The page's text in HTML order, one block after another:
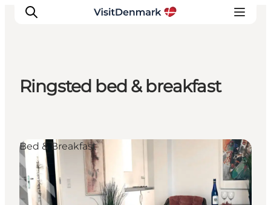
Oplevelser
Overnatning
Planlæg ferien
Ringsted bed & breakfast
Bed & Breakfast